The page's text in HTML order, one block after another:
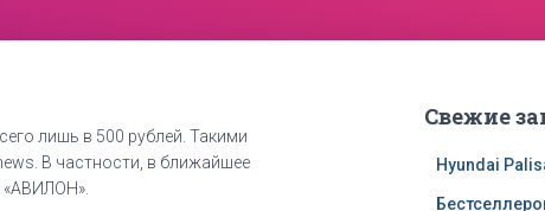
лишь в 500 рублей. Такими
В частности, в ближайшее
«АВИЛОН».
Свежие
Hyundai